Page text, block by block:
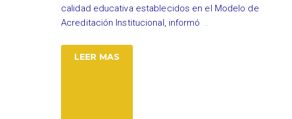
calidad educativa establecidos en el Modelo de
Acreditación Institucional, informó …
LEER MAS